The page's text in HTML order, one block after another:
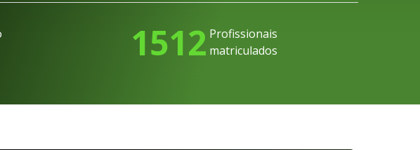
1512 Profissionais
matriculados